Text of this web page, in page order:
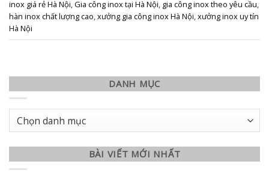
inox giá rẻ Hà Nội,Gia công inox tại Hà Nội, gia công inox theo yêu cầu,
hàn inox chất lượng cao,xưởng gia công inox Hà Nội,xưởng inox uy tín
Hà Nội
DANH MỤC
Danh
mục
BÀI VIẾT MỚI NHẤT